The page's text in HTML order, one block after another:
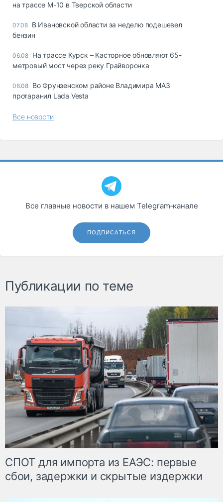
на трассе М-10 в Тверской области
07.08 В Ивановской области за неделю подешевел
бензин
06.08 На трассе Курск – Касторное обновляют 65-
метровый мост через реку Грайворонка
06.08 Во Фрунзенском районе Владимира МАЗ
протаранил Lada Vesta
Все новости
Все главные новости в нашем Telegram‑канале
ПОДПИСАТЬСЯ
Публикации по теме
СПОТ для импорта из ЕАЭС: первые
сбои, задержки и скрытые издержки